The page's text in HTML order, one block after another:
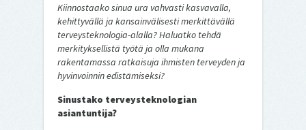
Kiinnostaako sinua ura vahvasti kasvavalla,
kehittyvällä ja kansainvälisesti merkittävällä
terveysteknologia-alalla? Haluatko tehdä
merkityksellistä työtä ja olla mukana
rakentamassa ratkaisuja ihmisten terveyden ja
hyvinvoinnin edistämiseksi?
Sinustako terveysteknologian
asiantuntija?